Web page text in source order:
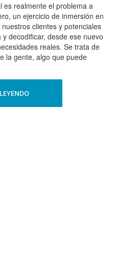
es realmente el problema a
un ejercicio de inmersión en
clientes y potenciales
decodificar, desde ese nuevo
reales. Se trata de
la gente, algo que puede